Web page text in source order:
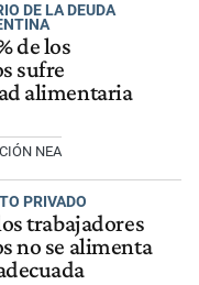
DE LA DEUDA
de los
sufre
alimentaria
NEA
PRIVADO
trabajadores
no se alimenta